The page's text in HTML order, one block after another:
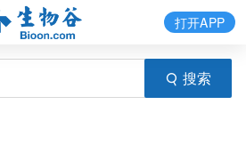
搜索
打开APP